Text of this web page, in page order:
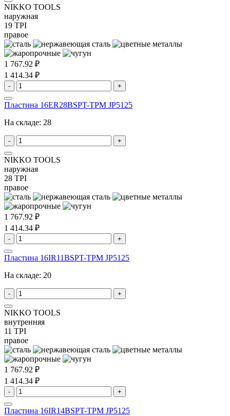
NIKKO TOOLS
наружная
19 TPI
правое
1 767.92 ₽
1 414.34 ₽
- +
Пластина 16ER28BSPT-TPM JP5125
На складе: 28
- +
NIKKO TOOLS
наружная
28 TPI
правое
1 767.92 ₽
1 414.34 ₽
- +
Пластина 16IR11BSPT-TPM JP5125
На складе: 20
- +
NIKKO TOOLS
внутренняя
11 TPI
правое
1 767.92 ₽
1 414.34 ₽
- +
Пластина 16IR14BSPT-TPM JP5125